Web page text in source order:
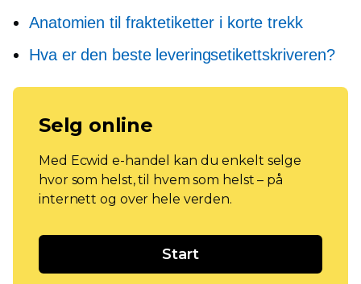
Anatomien til fraktetiketter i korte trekk
Hva er den beste leveringsetikettskriveren?
Selg online
Med Ecwid e-handel kan du enkelt selge
hvor som helst, til hvem som helst – på
internett og over hele verden.
Start